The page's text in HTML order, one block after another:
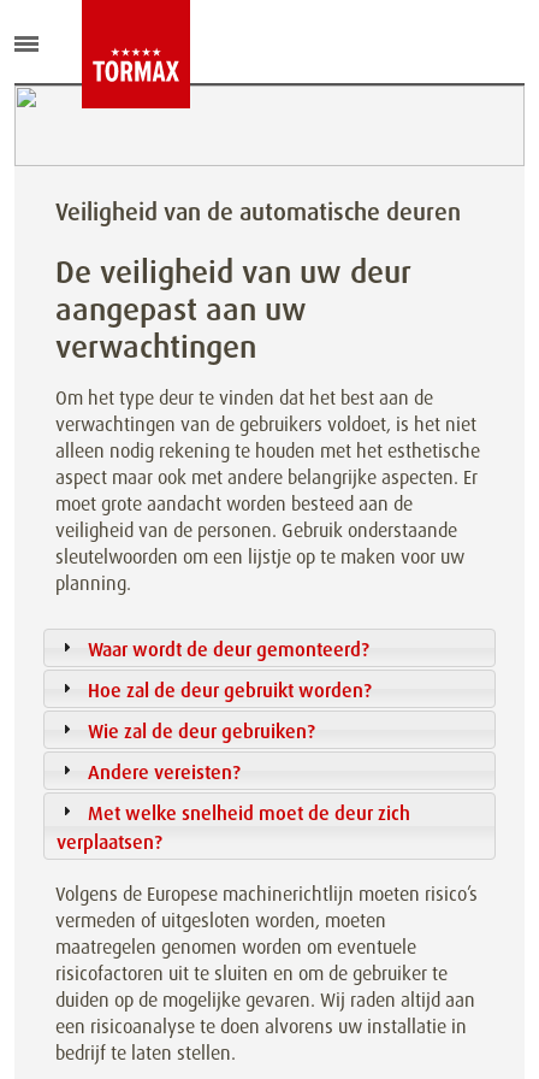
Veiligheid van de automatische deuren
De veiligheid van uw deur
aangepast aan uw
verwachtingen
Om het type deur te vinden dat het best aan de
verwachtingen van de gebruikers voldoet, is het niet
alleen nodig rekening te houden met het esthetische
aspect maar ook met andere belangrijke aspecten. Er
moet grote aandacht worden besteed aan de
veiligheid van de personen. Gebruik onderstaande
sleutelwoorden om een lijstje op te maken voor uw
planning.
Waar wordt de deur gemonteerd?
Hoe zal de deur gebruikt worden?
Wie zal de deur gebruiken?
Andere vereisten?
Met welke snelheid moet de deur zich
verplaatsen?
Volgens de Europese machinerichtlijn moeten risico’s
vermeden of uitgesloten worden, moeten
maatregelen genomen worden om eventuele
risicofactoren uit te sluiten en om de gebruiker te
duiden op de mogelijke gevaren. Wij raden altijd aan
een risicoanalyse te doen alvorens uw installatie in
bedrijf te laten stellen.